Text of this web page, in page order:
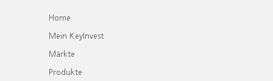
Home
Mein KeyInvest
Märkte
Produkte